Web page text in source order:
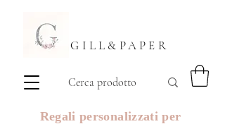
GILL&PAPER
Regali personalizzati per